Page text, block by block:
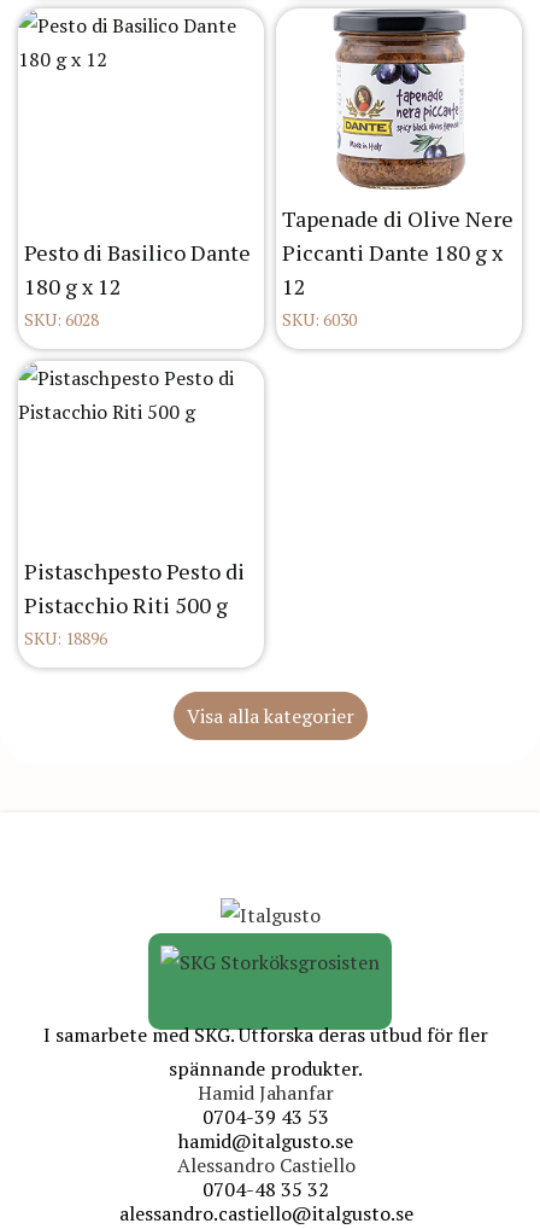
Pesto di Basilico Dante
180 g x 12
SKU: 6028
Tapenade di Olive Nere
Piccanti Dante 180 g x
12
SKU: 6030
Pistaschpesto Pesto di
Pistacchio Riti 500 g
SKU: 18896
Visa alla kategorier
I samarbete med SKG. Utforska deras utbud för fler
spännande produkter.
Hamid Jahanfar
0704-39 43 53
hamid@italgusto.se
Alessandro Castiello
0704-48 35 32
alessandro.castiello@italgusto.se